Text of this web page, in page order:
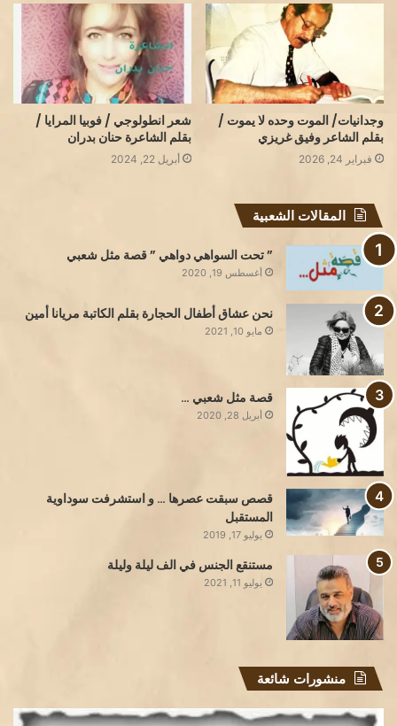
وجدانيات/ الموت وحده لا يموت /
بقلم الشاعر وفيق غريزي
فبراير 24, 2026
شعر انطولوجي / فوبيا المرايا /
بقلم الشاعرة حنان بدران
أبريل 22, 2024
المقالات الشعبية
” تحت السواهي دواهي ” قصة مثل شعبي
أغسطس 19, 2020
نحن عشاق أطفال الحجارة بقلم الكاتبة مريانا أمين
مايو 10, 2021
قصة مثل شعبي …
أبريل 28, 2020
قصص سبقت عصرها … و استشرفت سوداوية
المستقبل
يوليو 17, 2019
مستنقع الجنس في الف ليلة وليلة
يوليو 11, 2021
منشورات شائعة